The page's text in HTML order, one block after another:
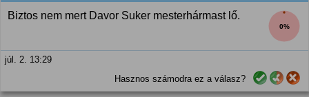
0%
Biztos nem mert Davor Suker mesterhármast lő.
júl. 2. 13:29
Hasznos számodra ez a válasz?